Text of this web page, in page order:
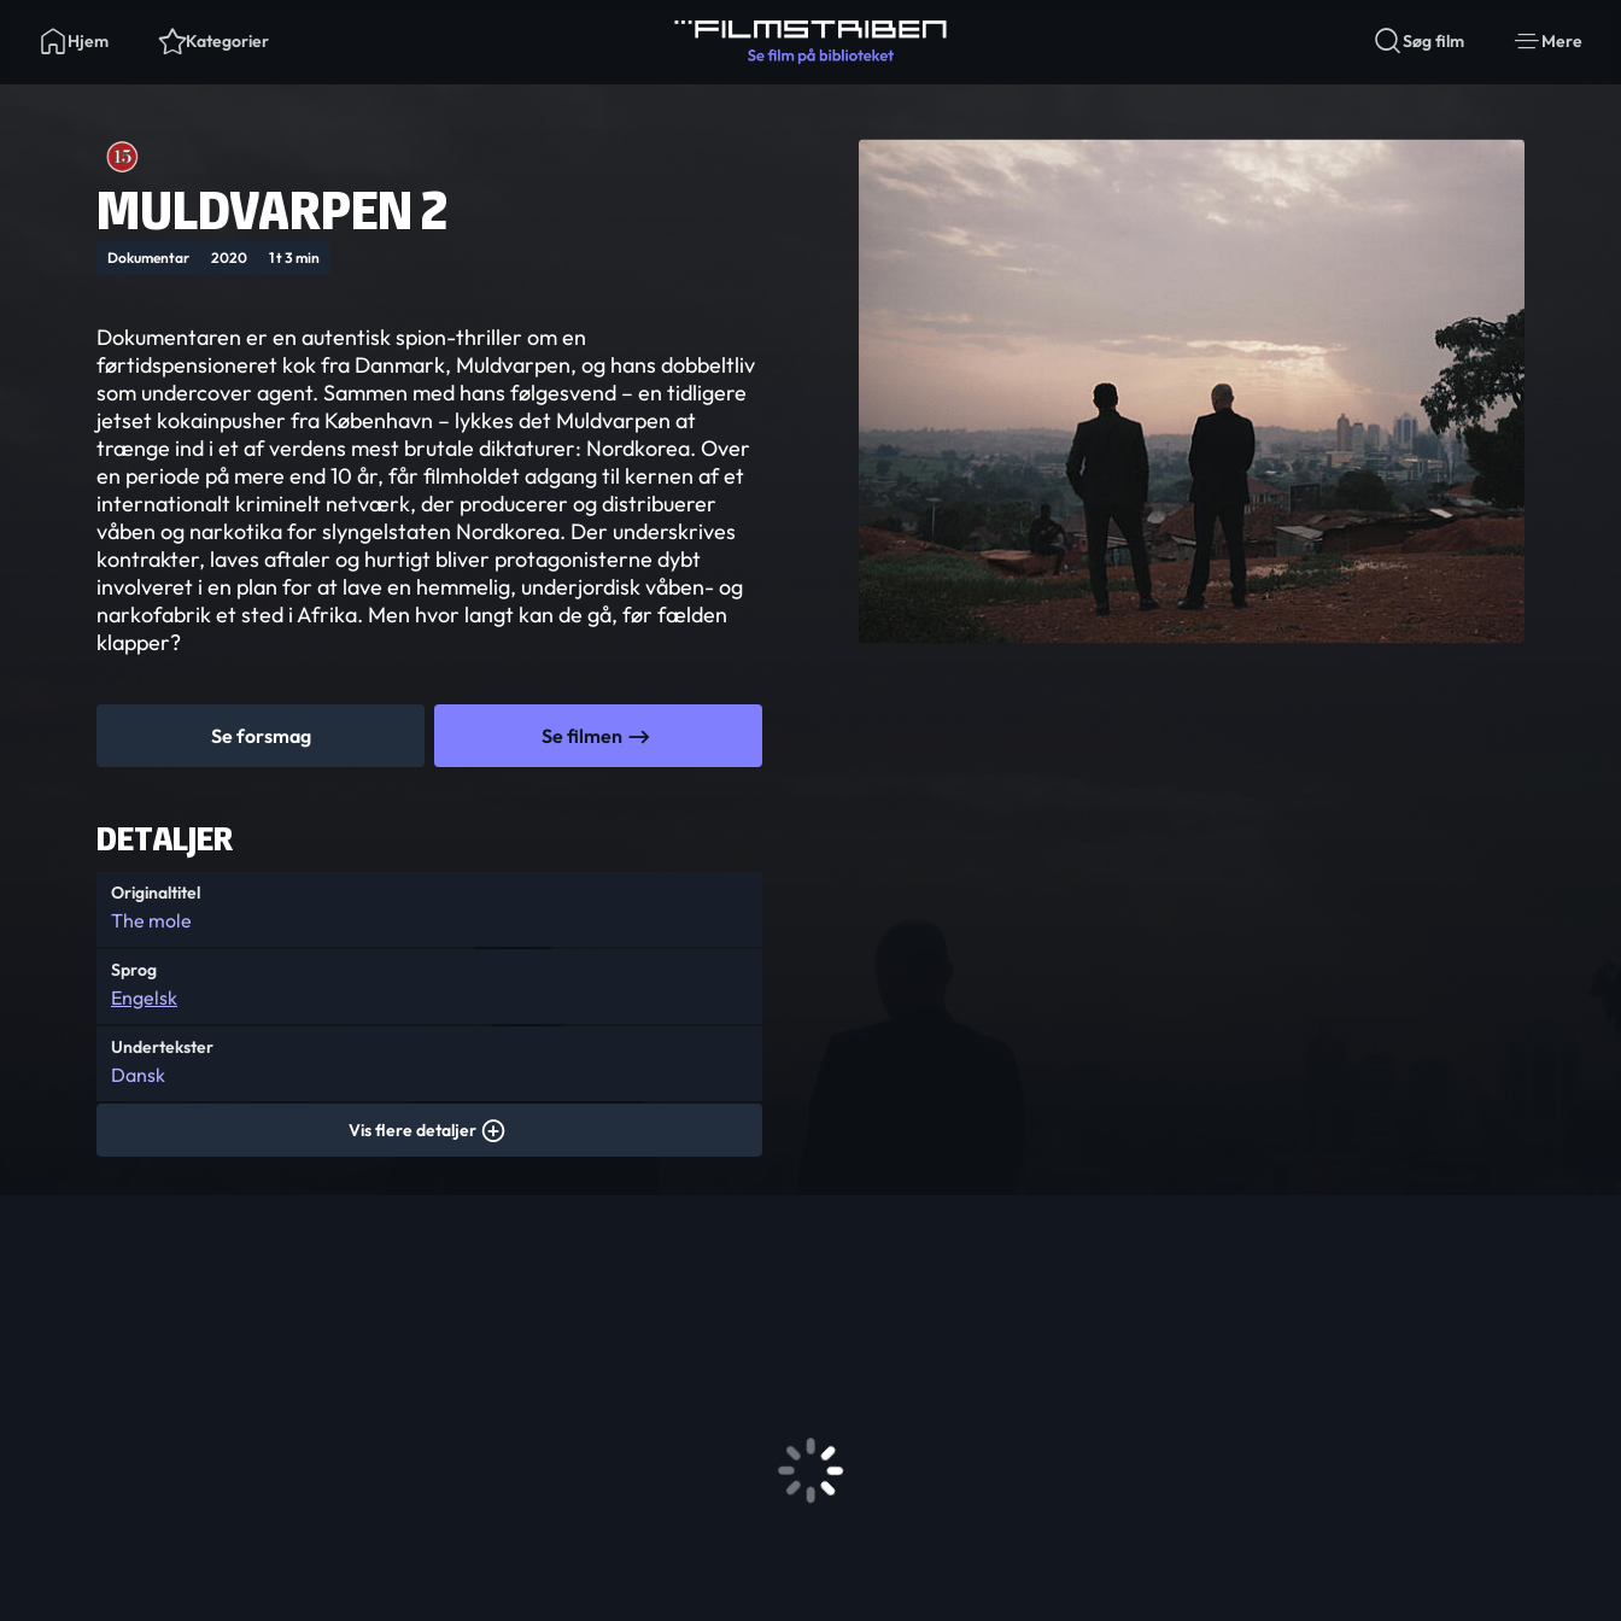
Hjem Kategorier Søg film Mere
MULDVARPEN 2
Dokumentar 2020 1 t 3 min
Dokumentaren er en autentisk spion-thriller om en
førtidspensioneret kok fra Danmark, Muldvarpen, og hans dobbeltliv
som undercover agent. Sammen med hans følgesvend – en tidligere
jetset kokainpusher fra København – lykkes det Muldvarpen at
trænge ind i et af verdens mest brutale diktaturer: Nordkorea. Over
en periode på mere end 10 år, får filmholdet adgang til kernen af et
internationalt kriminelt netværk, der producerer og distribuerer
våben og narkotika for slyngelstaten Nordkorea. Der underskrives
kontrakter, laves aftaler og hurtigt bliver protagonisterne dybt
involveret i en plan for at lave en hemmelig, underjordisk våben- og
narkofabrik et sted i Afrika. Men hvor langt kan de gå, før fælden
klapper?
Se forsmag Se filmen
DETALJER
Originaltitel
The mole
Sprog
Engelsk
Undertekster
Dansk
Vis flere detaljer